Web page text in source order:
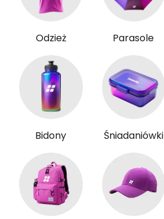
Odzież Parasole
Bidony Śniadaniówki